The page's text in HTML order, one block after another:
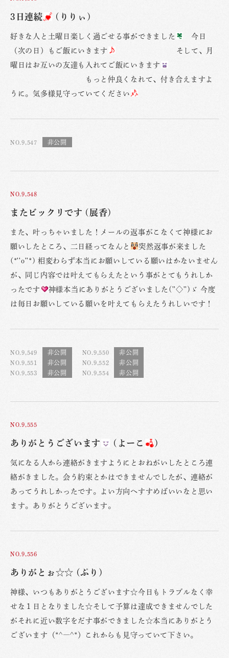
3日連続 (りりぃ)
好きな人と土曜日楽しく過ごせる事ができました
今日
（次の日）もご飯にいきます
そして、月
曜日はお互いの友達も入れてご飯にいきます
もっと仲良くなれて、付き合えますよ
うに。気多様見守っていてください
NO.9,547
NO.9,548
またビックリです (展香)
また、叶っちゃいました！メールの返事がこなくて神様にお
願いしたところ、二日経ってなんと
突然返事が来ました
(*''o''*) 相変わらず本当にお願いしている願いはかないません
が、同じ内容では叶えてもらえたという事がとてもうれしか
ったです
神様本当にありがとうございました(''◇'')ゞ 今度
は毎日お願いしている願いを叶えてもらえたうれしいです！
NO.9,549
NO.9,550
NO.9,551
NO.9,552
NO.9,553
NO.9,554
NO.9,555
ありがとうございます (よーこ )
気になる人から連絡がきますようにとおねがいしたところ連
絡がきました。会う約束とかはできませんでしたが、連絡が
あってうれしかったです。よい方向へすすめばいいなと思い
ます。ありがとうございます。
NO.9,556
ありがとぉ☆☆ (ぷり)
神様、いつもありがとうございます☆今日もトラブルなく幸
せな１日となりました☆そして予算は達成できませんでした
がそれに近い数字をだす事ができました☆本当にありがとう
ございます（*^―^*）これからも見守っていて下さい。